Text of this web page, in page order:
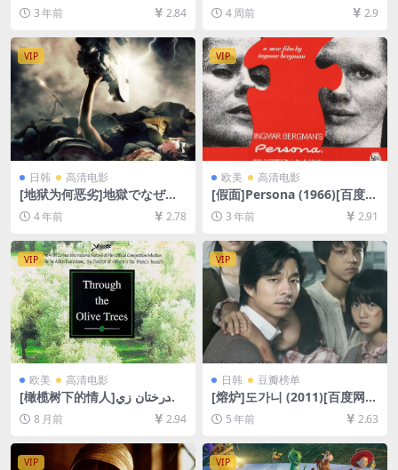
[百度网盘+夸克网盘1080P超
清未删减资源][网盘在线播放/
下载][MP4/7.1GB][中英字幕]
3 年前 2.84
(2009)[百度网盘+夸克网盘10
80P超清未删减资源][网盘在
线播放/下载][MP4/6.2GB][中
英字幕]
4 周前 2.9
VIP
日韩 高清电影
[地狱为何恶劣]地獄でなぜ悪
い (2013)[百度网盘+迅雷云盘
资源1080P超清未删减][MP4/
4 年前 2.78
VIP
欧美 高清电影
[假面]Persona (1966)[百度网
盘+迅雷云盘资源1080P超清
未删减][MP4/5GB][中文字幕]
3 年前 2.91
VIP
欧美 高清电影
[橄榄树下的情人]زير درختان زي
تون (1994)[百度网盘+夸克网
盘1080P超清未删减资源][网
盘在线播放/下载][MP4/7.4G
B][中英字幕]
8 月前 2.94
VIP
日韩 豆瓣榜单
[熔炉]도가니 (2011)[百度网盘
+夸克网盘+迅雷云盘资源1080
P超清未删减][MP4/7.9GB][韩
语中字]
5 年前 2.63
VIP VIP